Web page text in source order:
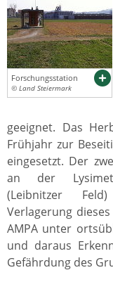
Forschungsstation
© Land Steiermark
geeignet. Das
Frühjahr zur
eingesetzt. Der
an der
(Leibnitzer
Verlagerung
AMPA unter
und daraus
Gefährdung des